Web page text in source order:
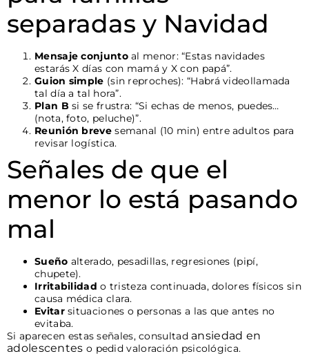
separadas y Navidad
Mensaje conjuntoal menor: “Estas navidades
estarás X días con mamá y X con papá”.
Guion simple (sin reproches): “Habrá videollamada
tal día a tal hora”.
Plan Bsi se frustra: “Si echas de menos, puedes…
(nota, foto, peluche)”.
Reunión brevesemanal (10 min) entre adultos para
revisar logística.
Señales de que el
menor lo está pasando
mal
Sueño alterado, pesadillas, regresiones (pipí,
chupete).
Irritabilidad o tristeza continuada, dolores físicos sin
causa médica clara.
Evitarsituaciones o personas a las que antes no
evitaba.
Si aparecen estas señales, consultad ansiedad en
adolescentes o pedid valoración psicológica.